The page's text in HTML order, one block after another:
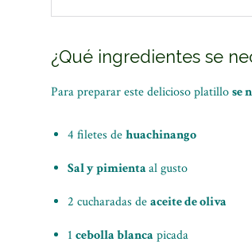
¿Qué ingredientes se
Para preparar este delicioso platillose
4 filetes dehuachinango
Sal y pimientaal gusto
2 cucharadas deaceite de oliva
1 cebolla blanca picada